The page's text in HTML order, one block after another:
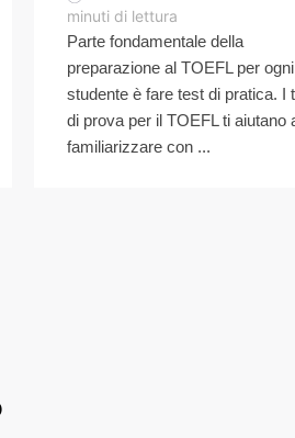
minuti di lettura
Parte fondamentale della
preparazione al TOEFL per ogni
studente è fare test di pratica. I
di prova per il TOEFL ti aiutano
familiarizzare con ...